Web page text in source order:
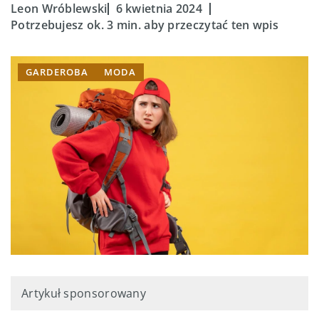
Leon Wróblewski 6 kwietnia 2024
Potrzebujesz ok. 3 min. aby przeczytać ten wpis
GARDEROBA MODA
Artykuł sponsorowany